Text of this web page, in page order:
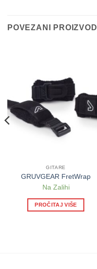
POVEZANI PROIZVODI
GITARE
GRUVGEAR FretWrap
Na Zalihi
PROČITAJ VIŠE